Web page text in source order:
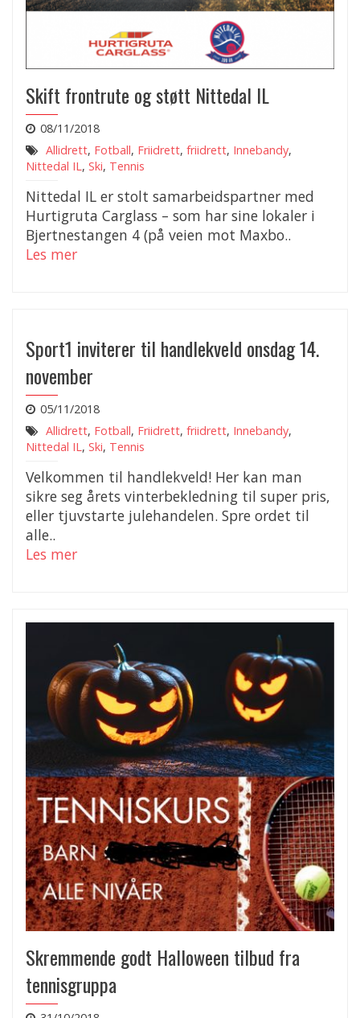
Skift frontrute og støtt Nittedal IL
08/11/2018
Allidrett, Fotball, Friidrett, friidrett, Innebandy,
Nittedal IL, Ski, Tennis
Nittedal IL er stolt samarbeidspartner med
Hurtigruta Carglass – som har sine lokaler i
Bjertnestangen 4 (på veien mot Maxbo..
Les mer
Sport1 inviterer til handlekveld onsdag 14.
november
05/11/2018
Allidrett, Fotball, Friidrett, friidrett, Innebandy,
Nittedal IL, Ski, Tennis
Velkommen til handlekveld! Her kan man
sikre seg årets vinterbekledning til super pris,
eller tjuvstarte julehandelen. Spre ordet til
alle..
Les mer
Skremmende godt Halloween tilbud fra
tennisgruppa